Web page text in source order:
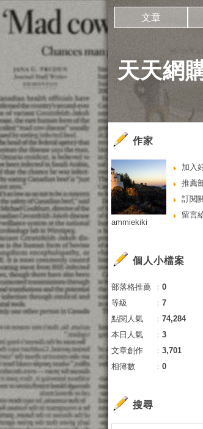
天天網
文章
作家
加入
推薦
訂閱
留言
ammiekiki
個人小檔案
部落格推薦 ： 0
等級
： 7
點閱人氣
： 74,284
本日人氣
： 3
文章創作
： 3,701
相簿數
： 0
搜尋